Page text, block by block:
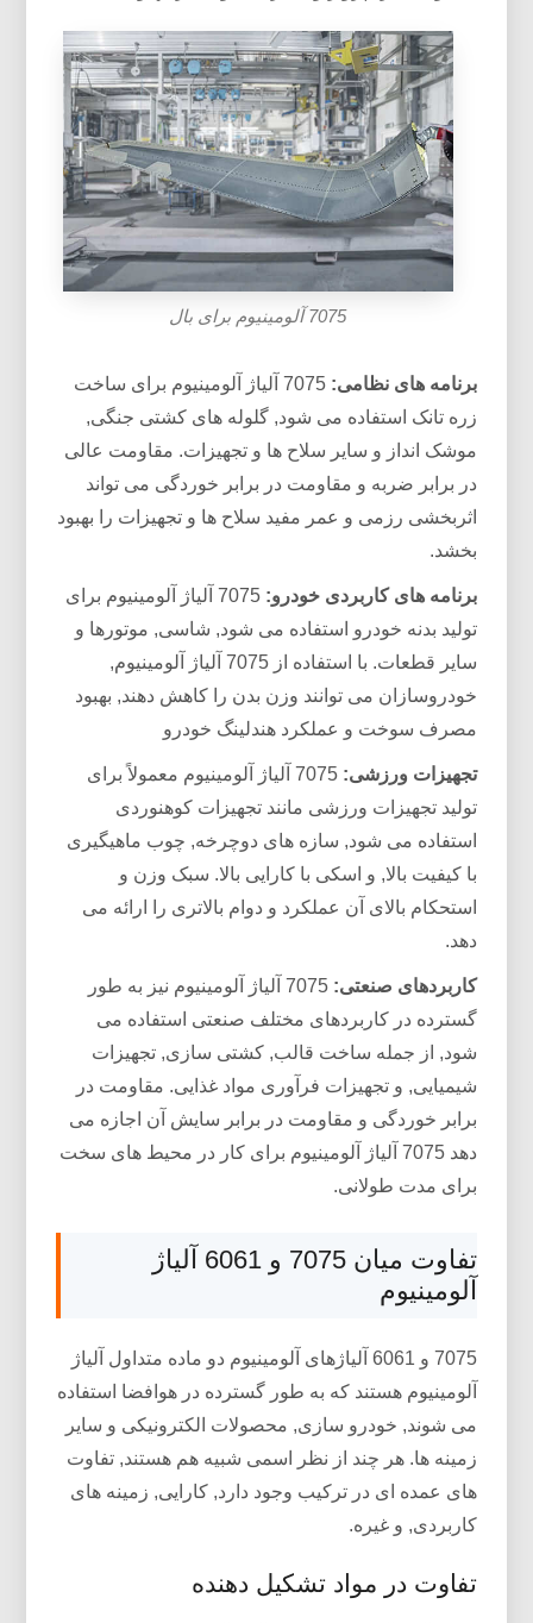
7075 آلومینیوم برای بال
برنامه های نظامی:
7075 آلیاژ آلومینیوم برای ساخت
زره تانک استفاده می شود, گلوله های کشتی جنگی,
موشک انداز و سایر سلاح ها و تجهیزات. مقاومت عالی
در برابر ضربه و مقاومت در برابر خوردگی می تواند
اثربخشی رزمی و عمر مفید سلاح ها و تجهیزات را بهبود
بخشد.
برنامه های کاربردی خودرو:
7075 آلیاژ آلومینیوم برای
تولید بدنه خودرو استفاده می شود, شاسی, موتورها و
سایر قطعات. با استفاده از 7075 آلیاژ آلومینیوم,
خودروسازان می توانند وزن بدن را کاهش دهند, بهبود
مصرف سوخت و عملکرد هندلینگ خودرو
تجهیزات ورزشی:
7075 آلیاژ آلومینیوم معمولاً برای
تولید تجهیزات ورزشی مانند تجهیزات کوهنوردی
استفاده می شود, سازه های دوچرخه, چوب ماهیگیری
با کیفیت بالا, و اسکی با کارایی بالا. سبک وزن و
استحکام بالای آن عملکرد و دوام بالاتری را ارائه می
دهد.
کاربردهای صنعتی:
7075 آلیاژ آلومینیوم نیز به طور
گسترده در کاربردهای مختلف صنعتی استفاده می
شود, از جمله ساخت قالب, کشتی سازی, تجهیزات
شیمیایی, و تجهیزات فرآوری مواد غذایی. مقاومت در
برابر خوردگی و مقاومت در برابر سایش آن اجازه می
دهد 7075 آلیاژ آلومینیوم برای کار در محیط های سخت
برای مدت طولانی.
تفاوت میان 7075 و 6061 آلیاژ
آلومینیوم
7075 و 6061 آلیاژهای آلومینیوم دو ماده متداول آلیاژ
آلومینیوم هستند که به طور گسترده در هوافضا استفاده
می شوند, خودرو سازی, محصولات الکترونیکی و سایر
زمینه ها. هر چند از نظر اسمی شبیه هم هستند, تفاوت
های عمده ای در ترکیب وجود دارد, کارایی, زمینه های
کاربردی, و غیره.
تفاوت در مواد تشکیل دهنده